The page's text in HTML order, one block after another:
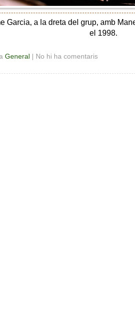
Garcia, a la dreta del grup, amb
el 1998.
General | No hi ha comentaris